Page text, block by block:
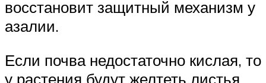
восстановит защитный механизм у
азалии.
Если почва недостаточно кислая, то
у растения будут желтеть листья